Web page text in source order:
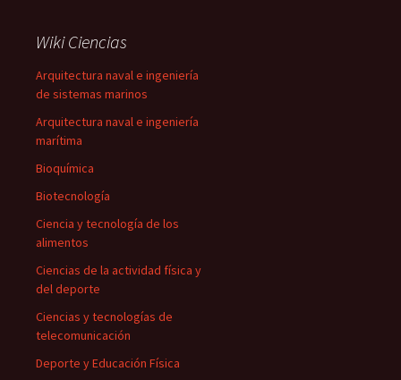
Wiki Ciencias
Arquitectura naval e ingeniería
de sistemas marinos
Arquitectura naval e ingeniería
marítima
Bioquímica
Biotecnología
Ciencia y tecnología de los
alimentos
Ciencias de la actividad física y
del deporte
Ciencias y tecnologías de
telecomunicación
Deporte y Educación Física